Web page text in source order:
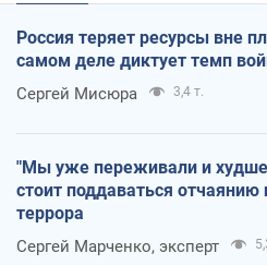
Россия теряет ресурсы вне
самом деле диктует темп
Сергей Мисюра 3,4 т.
"Мы уже переживали и
стоит поддаваться отчаянию
террора
Сергей Марченко, эксперт